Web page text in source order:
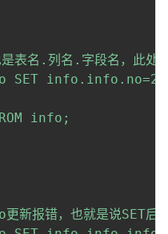
.列名.字段名，此处有
SET info.info.no=2
info;
，也就是说SET后不能